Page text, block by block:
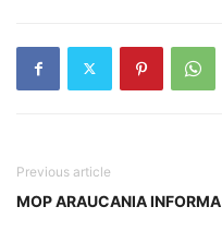
Previous article
MOP ARAUCANIA INFORMA